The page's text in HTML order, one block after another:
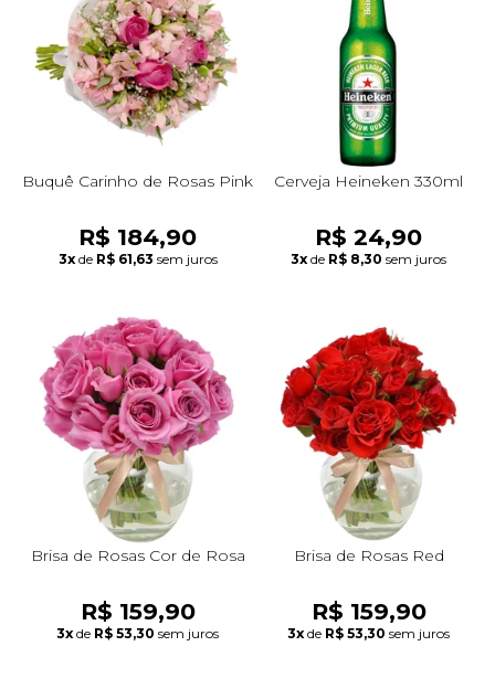
Buquê Carinho de Rosas Pink
R$ 184,90
3x de R$ 61,63 sem juros
Cerveja Heineken 330ml
R$ 24,90
3x de R$ 8,30 sem juros
Brisa de Rosas Cor de Rosa
R$ 159,90
3x de R$ 53,30 sem juros
Brisa de Rosas Red
R$ 159,90
3x de R$ 53,30 sem juros